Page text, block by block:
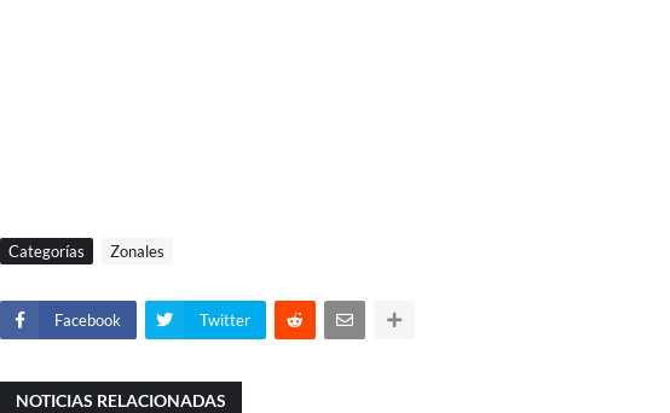
Categorías Zonales
Facebook Twitter
NOTICIAS RELACIONADAS